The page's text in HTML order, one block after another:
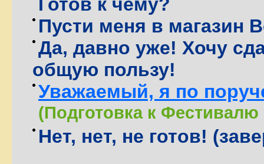
Пусти меня в магазин
Да, давно уже! Хочу
общую пользу!
Уважаемый, я по
(Подготовка к Фестивалю
Нет, нет, не готов!